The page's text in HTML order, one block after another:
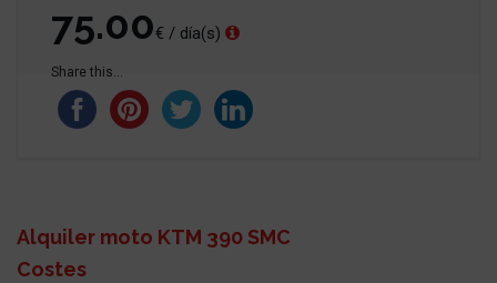
75.00€ / día(s)
Share this...
Alquiler moto KTM 390 SMC
Costes